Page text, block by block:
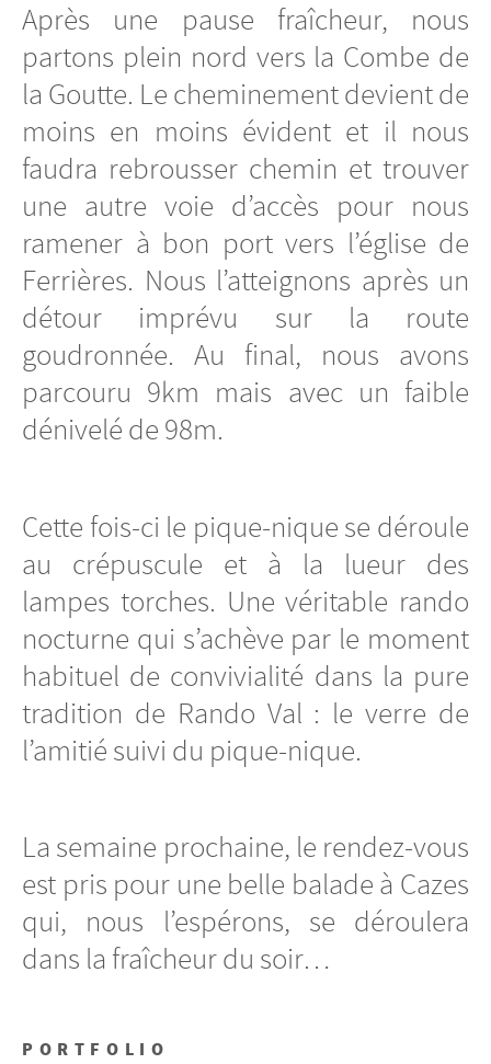
Après une pause fraîcheur, nous
partons plein nord vers la Combe de
la Goutte. Le cheminement devient de
moins en moins évident et il nous
faudra rebrousser chemin et trouver
une autre voie d’accès pour nous
ramener à bon port vers l’église de
Ferrières. Nous l’atteignons après un
détour imprévu sur la route
goudronnée. Au final, nous avons
parcouru 9km mais avec un faible
dénivelé de 98m.
Cette fois-ci le pique-nique se déroule
au crépuscule et à la lueur des
lampes torches. Une véritable rando
nocturne qui s’achève par le moment
habituel de convivialité dans la pure
tradition de Rando Val : le verre de
l’amitié suivi du pique-nique.
La semaine prochaine, le rendez-vous
est pris pour une belle balade à Cazes
qui, nous l’espérons, se déroulera
dans la fraîcheur du soir…
PORTFOLIO